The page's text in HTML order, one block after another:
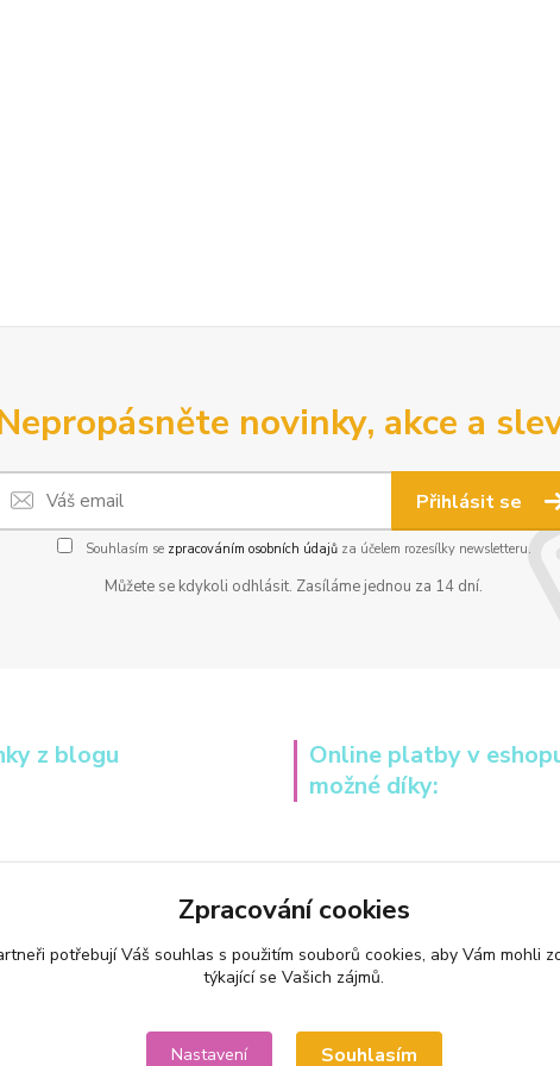
novinky, akce a
Přihlásit se
Souhlasím se zpracováním osobních údajůza účelem rozesílky newsletteru.
Můžete se kdykoli odhlásit. Zasíláme jednou za 14 dní.
z blogu
Online platby v
možné díky:
Zpracování cookies
potřebují Váš souhlas s použitím souborů cookies, aby Vám mohli
týkající se Vašich zájmů.
Nastavení Souhlasím